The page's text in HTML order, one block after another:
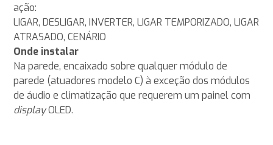
ação:
LIGAR, DESLIGAR, INVERTER, LIGAR TEMPORIZADO, LIGAR
ATRASADO, CENÁRIO
Onde instalar
Na parede, encaixado sobre qualquer módulo de
parede (atuadores modelo C) à exceção dos módulos
de áudio e climatização que requerem um painel com
displayOLED.